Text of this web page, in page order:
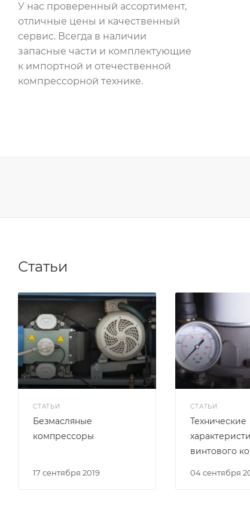
У нас проверенный ассортимент,
отличные цены и качественный
сервис. Всегда в наличии
запасные части и комплектующие
к импортной и отечественной
компрессорной технике.
Статьи
СТАТЬИ
17 сентября 2019
Безмасляные
компрессоры
СТАТЬИ
04 сентября
Технические
винтового